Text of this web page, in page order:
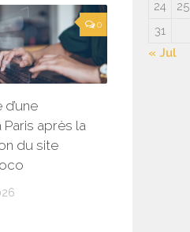
0
après la
du site
24
25
31
« Jul